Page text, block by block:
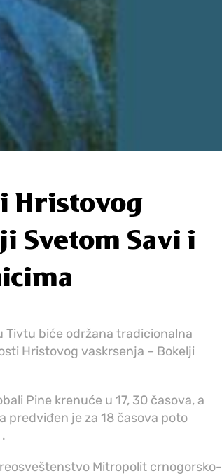
Hristovog
Svetom Savi i
Tivtu biće održana tradicionalna
Hristovog vaskrsenja – Bokelji
Pine krenuće u 17, 30 časova, a
predviđen je za 18 časova poto
Mitropolit crnogorsko-